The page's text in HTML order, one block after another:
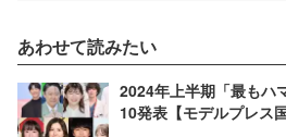
あわせて読みたい
2024年上半期「最もハ
10発表【モデルプレス